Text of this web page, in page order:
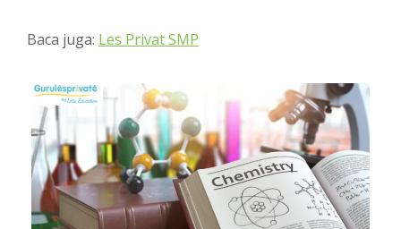
Baca juga: Les Privat SMP